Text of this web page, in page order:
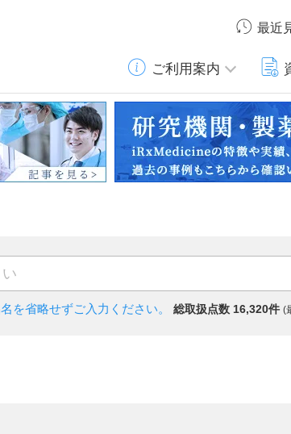
最近
ご利用案内
を省略せずご入力ください。 総取扱点数 16,320件 (